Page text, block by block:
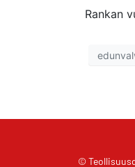
Rankan
©